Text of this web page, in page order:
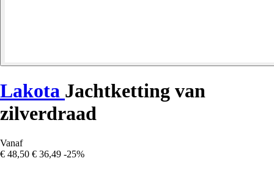
Lakota Jachtketting van
zilverdraad
Vanaf
€ 48,50 € 36,49 -25%